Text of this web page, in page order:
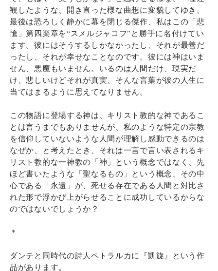
観したような、開き直った様な曲想に変貌してゆき、
最後は恐ろしく静かに幕を閉じる傑作、私はこの「悲
愴」第四楽章を“スメルジャコフ”と勝手に名付けてい
ます。彼にはそうするしかなかったし、それが最善だ
ったし、それが幸せなことなのです。彼には神はいま
せん、悪魔もいません。いるのは人間だけ、現実だ
け、悲しいけどそれが真実、そんな言葉が彼の人生に
当てはまるように思えてなりません。
この物語に登場する神は、キリスト教的な神であるこ
とは言うまでもありませんが、私のような特定の宗教
を信仰していないような人間が理解し感動できるのは
なぜか、と考えたとき、それは一言で言い表されるキ
リスト教的な一神教の「神」という概念ではなく、先
ほど書いたような「聖なるもの」という概念、その中
心である「永遠」が、死せる存在である人間と対比さ
れた形で浮かび上がらせることに成功しているからな
のではないでしょうか？
＊
ダンテと同時代の詩人ペトラルカに『凱旋』という作
品があります。